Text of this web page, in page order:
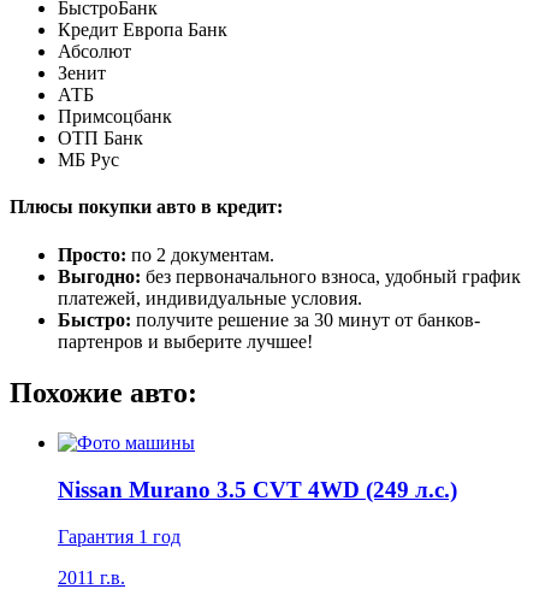
БыстроБанк
Кредит Европа Банк
Абсолют
Зенит
АТБ
Примсоцбанк
ОТП Банк
МБ Рус
Плюсы покупки авто в кредит:
Просто: по 2 документам.
Выгодно: без первоначального взноса, удобный график
платежей, индивидуальные условия.
Быстро: получите решение за 30 минут от банков-
партенров и выберите лучшее!
Похожие авто:
Nissan Murano 3.5 CVT 4WD (249 л.с.)
Гарантия 1 год
2011 г.в.